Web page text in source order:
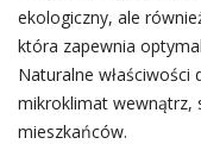
ekologiczny, ale
która zapewnia
Naturalne
mikroklimat wewnątrz,
mieszkańców.